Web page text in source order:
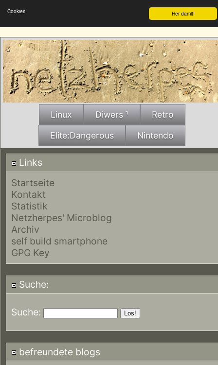
Her damit!
Cookies!
Linux Diwers ¹ Retro
Elite:Dangerous Nintendo
Links
Startseite
Kontakt
Statistik
Netzherpes' Microblog
Archiv
self build smartphone
GPG Key
Suche:
Suche:
befreundete blogs